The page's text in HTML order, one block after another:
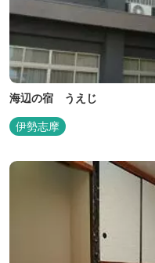
海辺の宿 うえじ
伊勢志摩